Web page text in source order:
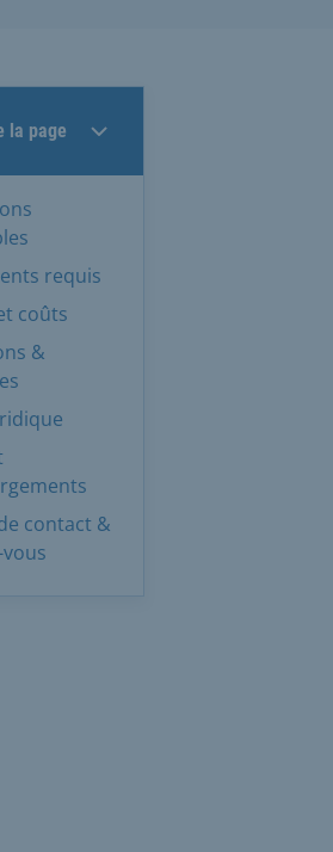
la page
requis
coûts
&
contact &